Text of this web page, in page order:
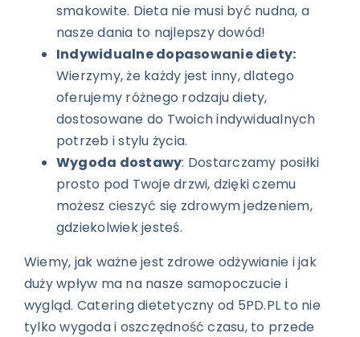
smakowite. Dieta nie musi być nudna, a
nasze dania to najlepszy dowód!
Indywidualne dopasowanie diety:
Wierzymy, że każdy jest inny, dlatego
oferujemy różnego rodzaju diety,
dostosowane do Twoich indywidualnych
potrzeb i stylu życia.
Wygoda dostawy: Dostarczamy posiłki
prosto pod Twoje drzwi, dzięki czemu
możesz cieszyć się zdrowym jedzeniem,
gdziekolwiek jesteś.
Wiemy, jak ważne jest zdrowe odżywianie i jak
duży wpływ ma na nasze samopoczucie i
wygląd. Catering dietetyczny od 5PD.PL to nie
tylko wygoda i oszczędność czasu, to przede